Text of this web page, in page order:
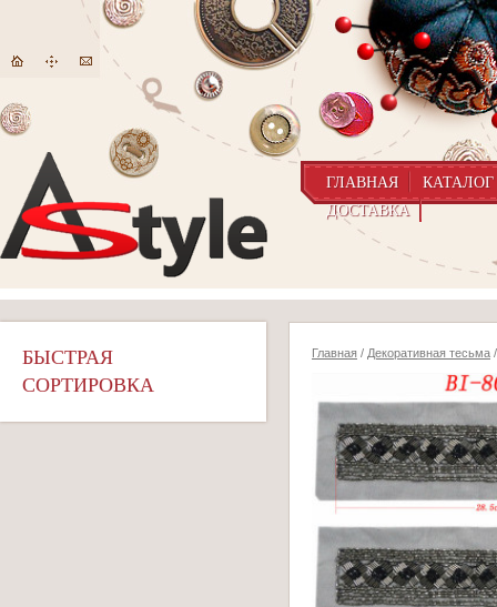
ГЛАВНАЯ
КАТАЛОГ
ДОСТАВКА
БЫСТРАЯ
СОРТИРОВКА
Главная / Декоративная тесьма